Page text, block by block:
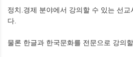
정치.경제 분야에서 강의할 수 있는 선
다.
물론 한글과 한국문화를 전문으로 강의